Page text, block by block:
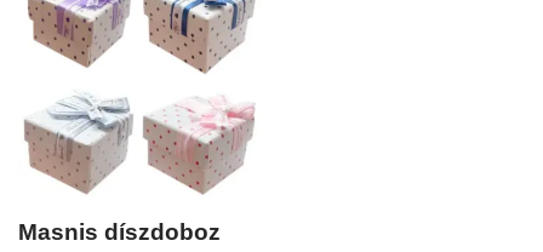
Masnis díszdoboz